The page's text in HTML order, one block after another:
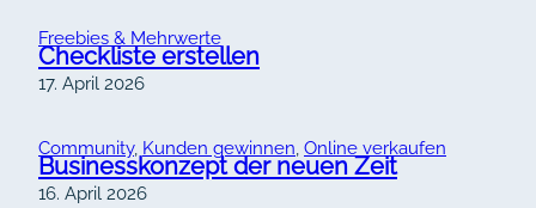
Freebies & Mehrwerte
Checkliste erstellen
17. April 2026
Community, Kunden gewinnen Online verkaufen
Businesskonzept der neuen Zeit
16. April 2026